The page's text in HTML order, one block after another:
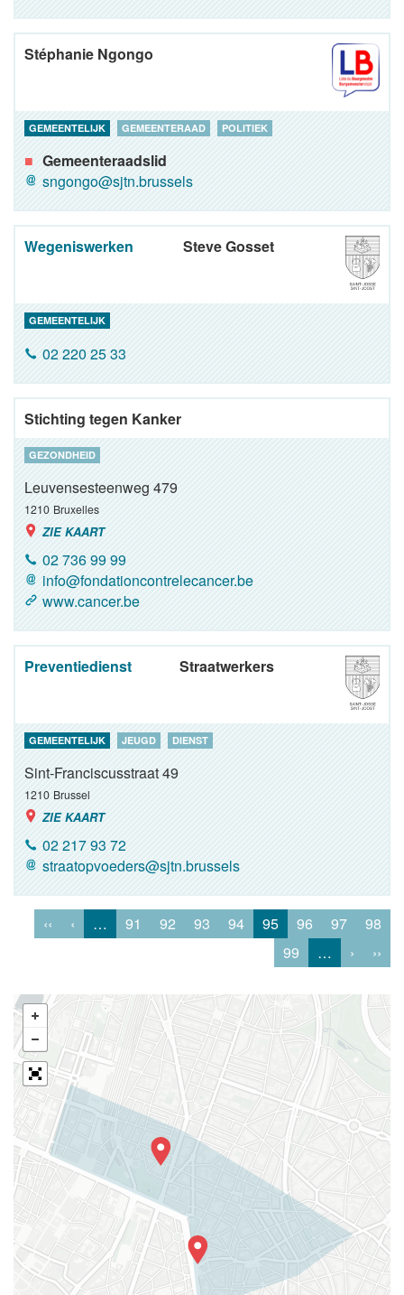
Stéphanie Ngongo
GEMEENTELIJK GEMEENTERAAD POLITIEK
Gemeenteraadslid
sngongo@sjtn.brussels
Wegeniswerken Steve Gosset
GEMEENTELIJK
02 220 25 33
Stichting tegen Kanker
GEZONDHEID
Leuvensesteenweg 479
1210 Bruxelles
ZIE KAART
02 736 99 99
info@fondationcontrelecancer.be
www.cancer.be
Preventiedienst Straatwerkers
GEMEENTELIJK JEUGD DIENST
Sint-Franciscusstraat 49
1210 Brussel
ZIE KAART
02 217 93 72
straatopvoeders@sjtn.brussels
‹‹ ‹ … 91 92 93 94 95 96 97
98
99
… › ››